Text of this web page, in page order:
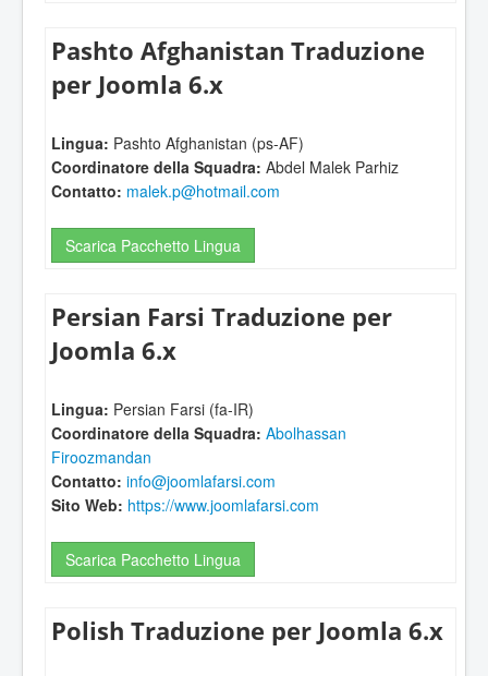
Pashto Afghanistan Traduzione
per Joomla 6.x
Lingua: Pashto Afghanistan (ps-AF)
Coordinatore della Squadra: Abdel Malek Parhiz
Contatto: malek.p@hotmail.com
Scarica Pacchetto Lingua
Persian Farsi Traduzione per
Joomla 6.x
Lingua: Persian Farsi (fa-IR)
Coordinatore della Squadra: Abolhassan
Firoozmandan
Contatto: info@joomlafarsi.com
Sito Web: https://www.joomlafarsi.com
Scarica Pacchetto Lingua
Polish Traduzione per Joomla 6.x